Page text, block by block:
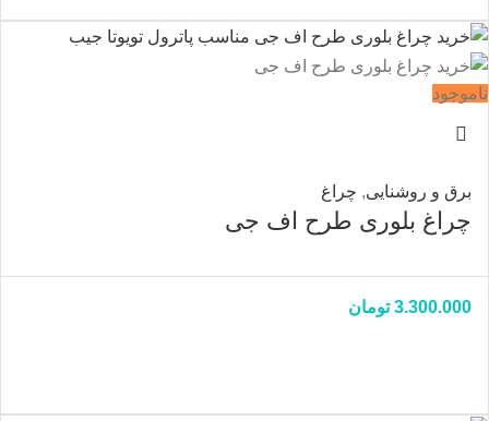
ناموجود
برق و روشنایی, چراغ
چراغ بلوری طرح اف جی
3.300.000 تومان